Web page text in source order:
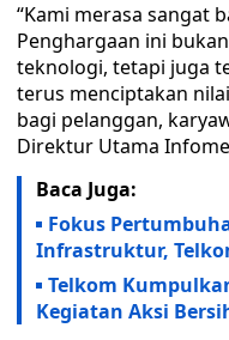
“Kami merasa sangat
Penghargaan ini
teknologi, tetapi juga
terus menciptakan
bagi pelanggan,
Direktur Utama
Baca Juga:
Fokus
Infrastruktur,
Telkom
Kegiatan Aksi